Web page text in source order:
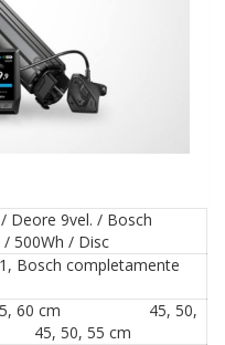
Deore 9vel. / Bosch
500Wh / Disc
Bosch completamente
60 cm 45, 50,
50, 55 cm